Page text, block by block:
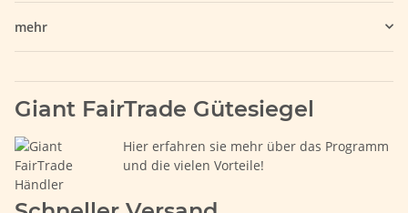
mehr
Giant FairTrade Gütesiegel
Hier erfahren sie mehr über das Programm
und die vielen Vorteile!